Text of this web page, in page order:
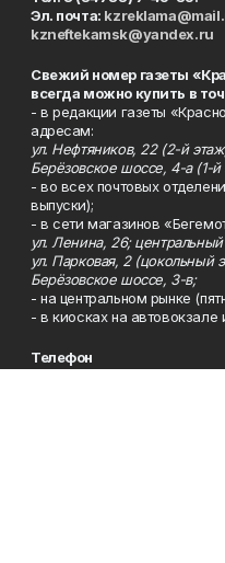
Эл. почта:
kzneftekamsk@yandex.ru
Свежий номер газеты
всегда можно купить в
- в редакции газеты
адресам:
ул. Нефтяников, 22 (2-й
Берёзовское шоссе, 4-а (1-й
- во всех почтовых
выпуски);
- в сети магазинов
ул. Ленина, 26;
ул. Парковая, 2 (цокольный
Берёзовское шоссе, 3-в;
- на центральном рынке
- в киосках на
Телефон